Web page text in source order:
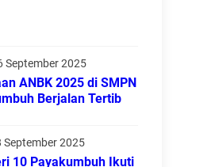
September 2025
ANBK 2025 di SMPN
Berjalan Tertib
September 2025
10 Payakumbuh Ikuti